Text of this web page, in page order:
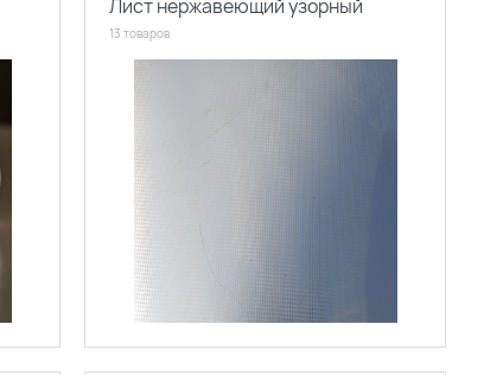
Лист нержавеющий узорный
13 товаров